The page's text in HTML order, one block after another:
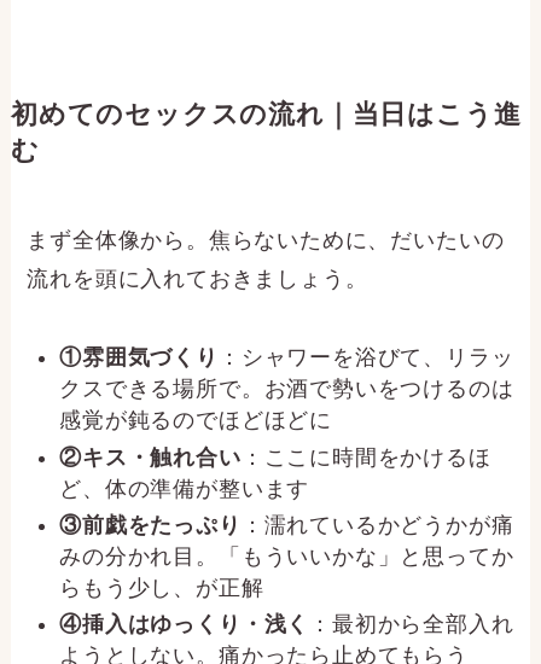
初めてのセックスの流れ｜当日はこう進
む
まず全体像から。焦らないために、だいたいの
流れを頭に入れておきましょう。
①雰囲気づくり ：シャワーを浴びて、リラッ
クスできる場所で。お酒で勢いをつけるのは
感覚が鈍るのでほどほどに
②キス・触れ合い ：ここに時間をかけるほ
ど、体の準備が整います
③前戯をたっぷり ：濡れているかどうかが痛
みの分かれ目。「もういいかな」と思ってか
らもう少し、が正解
④挿入はゆっくり・浅く
：最初から全部入れ
ようとしない。痛かったら止めてもらう